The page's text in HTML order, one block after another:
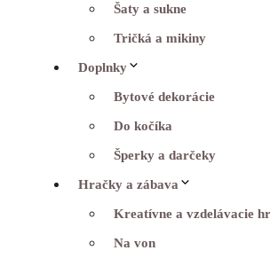
Šaty a sukne
Tričká a mikiny
Doplnky
Bytové dekorácie
Do kočíka
Šperky a darčeky
Hračky a zábava
Kreatívne a vzdelávacie
Na von